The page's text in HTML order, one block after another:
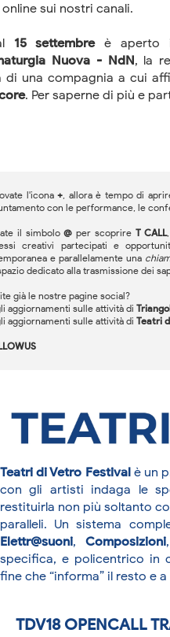
sui nostri canali.
15 settembreè aperto
Nuova - NdN, la
di una compagnia a cui
. Per saperne di più e
l'icona+, allora è tempo di
con le performance, le
il simbolo@ per scoprire T CALL
creativi partecipati e
e parallelamente una
dedicato alla trasmissione dei
già le nostre pagine social?
aggiornamenti sulle attività di
aggiornamenti sulle attività di Teatri
Teatri di Vetro Festivalè un
con gli artisti indaga le
restituirla non più soltanto
paralleli. Un sistema
Elettr@suoni, Composizioni
specifica, e policentrico in
fine che “informa” il resto e
TDV18 OPENCALL